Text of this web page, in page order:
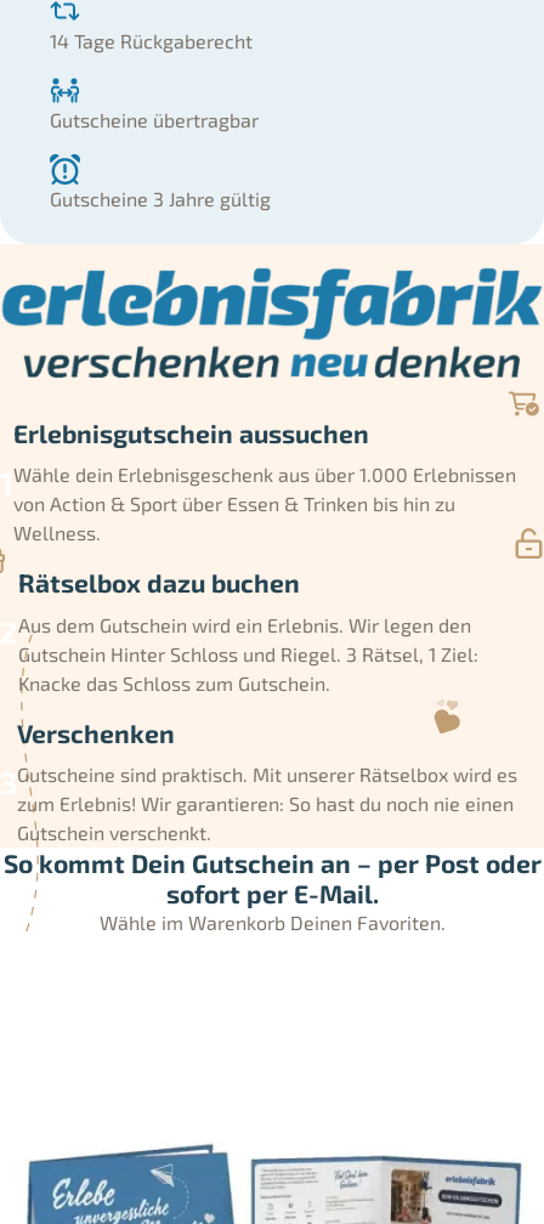
14 Tage Rückgaberecht
Gutscheine übertragbar
Gutscheine 3 Jahre gültig
Erlebnisgutschein aussuchen
Wähle dein Erlebnisgeschenk aus über 1.000 Erlebnissen
von Action & Sport über Essen & Trinken bis hin zu
Wellness.
Rätselbox dazu buchen
Aus dem Gutschein wird ein Erlebnis. Wir legen den
Gutschein Hinter Schloss und Riegel. 3 Rätsel, 1 Ziel:
Knacke das Schloss zum Gutschein.
Verschenken
Gutscheine sind praktisch. Mit unserer Rätselbox wird es
zum Erlebnis! Wir garantieren: So hast du noch nie einen
Gutschein verschenkt.
So kommt Dein Gutschein an – per Post oder
sofort per E-Mail.
Wähle im Warenkorb Deinen Favoriten.